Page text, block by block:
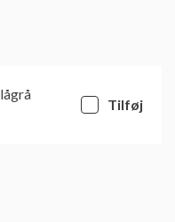
Tilføj